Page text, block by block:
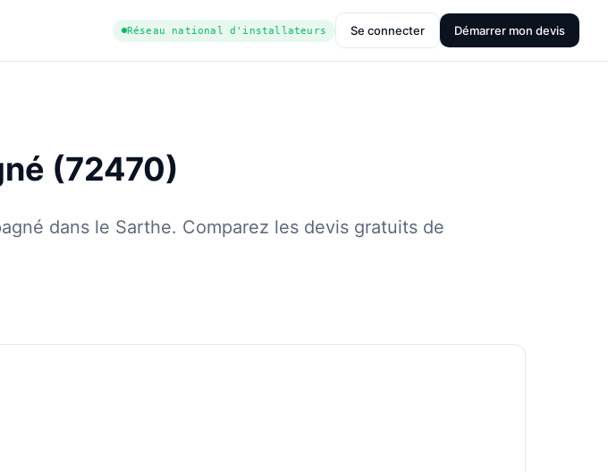
Réseau national d'installateurs Se connecter Démarrer mon devis
(72470)
dans le Sarthe. Comparez les devis gratuits de